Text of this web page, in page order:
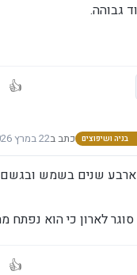
גבוהה.
בניה ושיפוצים כתב ב22 במרץ 2026, 16:12
נערך לאחרונה על
שנים בשמש ובגשם.
לארון כי הוא נפתח